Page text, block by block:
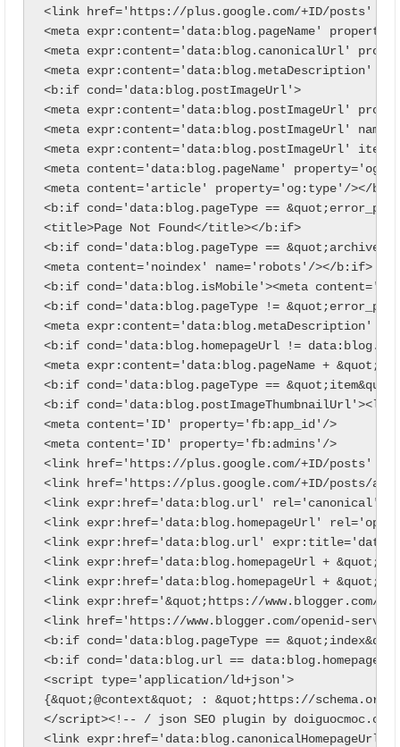
<link href='https://plus.google.com/+ID/posts'
<meta expr:content='data:blog.pageName'
<meta expr:content='data:blog.canonicalUrl'
<meta expr:content='data:blog.metaDescription'
<b:if cond='data:blog.postImageUrl'>
<meta expr:content='data:blog.postImageUrl'
<meta expr:content='data:blog.postImageUrl'
<meta expr:content='data:blog.postImageUrl'
<meta content='data:blog.pageName'
<meta content='article' property='og:type'/></
<b:if cond='data:blog.pageType ==
<title>Page Not Found</title></b:if>
<b:if cond='data:blog.pageType ==
<meta content='noindex' name='robots'/></b:if>
<b:if cond='data:blog.isMobile'><meta
<b:if cond='data:blog.pageType !=
<meta expr:content='data:blog.metaDescription'
<b:if cond='data:blog.homepageUrl !=
<meta expr:content='data:blog.pageName +
<b:if cond='data:blog.pageType ==
<b:if
<meta content='ID' property='fb:app_id'/>
<meta content='ID' property='fb:admins'/>
<link href='https://plus.google.com/+ID/posts'
<link href='https://plus.google.com/+ID/posts/
<link expr:href='data:blog.url' rel='canonical'/>
<link expr:href='data:blog.homepageUrl'
<link expr:href='data:blog.url'
<link expr:href='data:blog.homepageUrl +
<link expr:href='data:blog.homepageUrl +
<link expr:href='&quot;https://
<link href='https://www.blogger.com/openid-
<b:if cond='data:blog.pageType ==
<b:if cond='data:blog.url ==
<script type='application/ld+json'>
{&quot;@context&quot; : &quot;https://
</script><!-- / json SEO plugin by
<link